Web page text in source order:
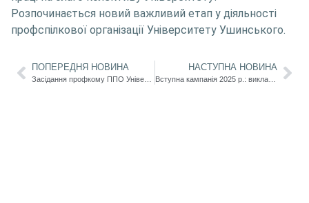
Розпочинається новий важливий етап у діяльності
профспілкової організації Університету Ушинського.
ПОПЕРЕДНЯ НОВИНА НАСТУПНА НОВИНА
Вступна кампанія 2025 р.: викладачі кафедри слов’янського мовознавства беруть активну участь у профорієнтаційній роботі університету